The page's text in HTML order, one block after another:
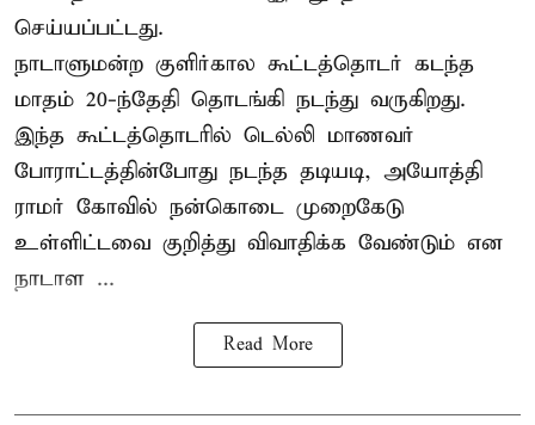
செய்யப்பட்டது.
நாடாளுமன்ற குளிர்கால கூட்டத்தொடர் கடந்த
மாதம் 20-ந்தேதி தொடங்கி நடந்து வருகிறது.
இந்த கூட்டத்தொடரில் டெல்லி மாணவர்
போராட்டத்தின்போது நடந்த தடியடி, அயோத்தி
ராமர் கோவில் நன்கொடை முறைகேடு
உள்ளிட்டவை குறித்து விவாதிக்க வேண்டும் என
நாடாள ...
Read More